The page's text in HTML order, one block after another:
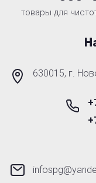
товары для
630015, г.